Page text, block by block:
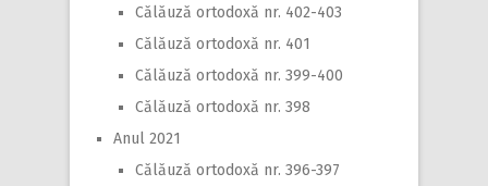
Călăuză ortodoxă nr. 402-403
Călăuză ortodoxă nr. 401
Călăuză ortodoxă nr. 399-400
Călăuză ortodoxă nr. 398
Anul 2021
Călăuză ortodoxă nr. 396-397